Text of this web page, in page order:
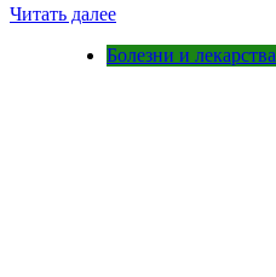
Читать далее
Болезни и лекарства